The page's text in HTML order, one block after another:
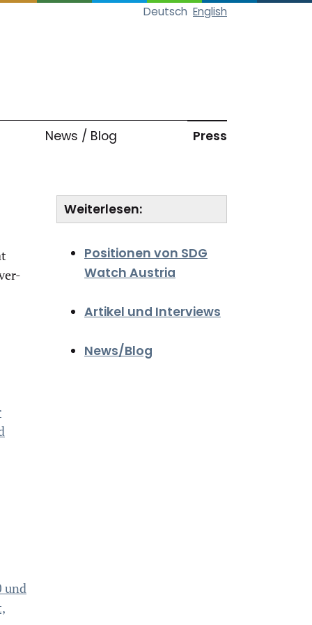
Deutsch English
News / Blog Press
und
Weiterlesen:
Positionen von SDG
Watch Austria
Artikel und Interviews
News/Blog